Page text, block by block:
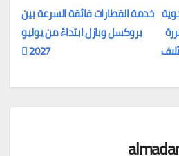
خدمة القطارات فائقة السرعة بين
بروكسل وبازل ابتداءً من يوليو
2027
almadar